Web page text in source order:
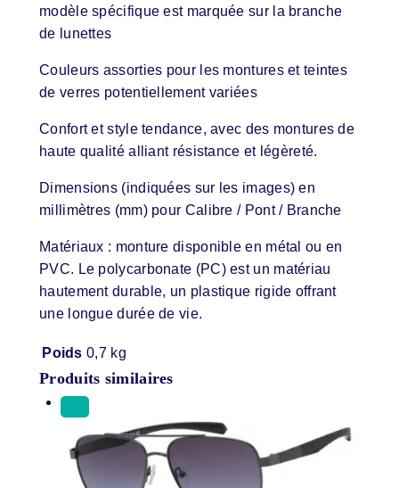
modèle spécifique est marquée sur la branche
de lunettes
Couleurs assorties pour les montures et teintes
de verres potentiellement variées
Confort et style tendance, avec des montures de
haute qualité alliant résistance et légèreté.
Dimensions (indiquées sur les images) en
millimètres (mm) pour Calibre / Pont / Branche
Matériaux : monture disponible en métal ou en
PVC. Le polycarbonate (PC) est un matériau
hautement durable, un plastique rigide offrant
une longue durée de vie.
Poids 0,7 kg
Produits similaires